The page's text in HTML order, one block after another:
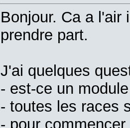
Bonjour. Ca a l'air
prendre part.
J'ai quelques
- est-ce un
- toutes les races
- pour